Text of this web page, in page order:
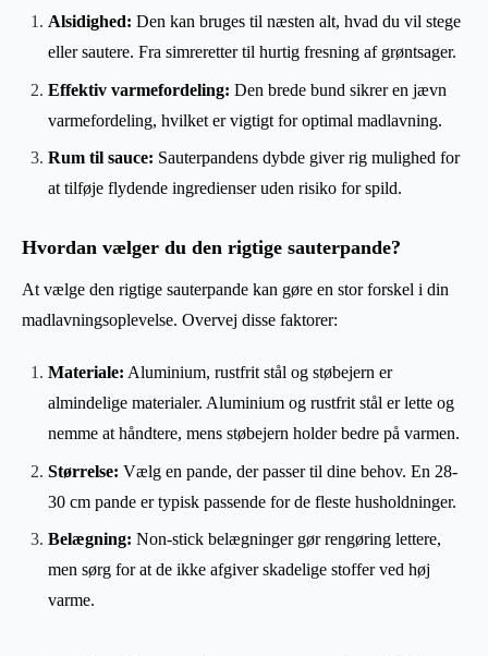
Alsidighed: Den kan bruges til næsten alt, hvad du vil stege
eller sautere. Fra simreretter til hurtig fresning af grøntsager.
Effektiv varmefordeling: Den brede bund sikrer en jævn
varmefordeling, hvilket er vigtigt for optimal madlavning.
Rum til sauce: Sauterpandens dybde giver rig mulighed for
at tilføje flydende ingredienser uden risiko for spild.
Hvordan vælger du den rigtige sauterpande?
At vælge den rigtige sauterpande kan gøre en stor forskel i din
madlavningsoplevelse. Overvej disse faktorer:
Materiale: Aluminium, rustfrit stål og støbejern er
almindelige materialer. Aluminium og rustfrit stål er lette og
nemme at håndtere, mens støbejern holder bedre på varmen.
Størrelse: Vælg en pande, der passer til dine behov. En 28-
30 cm pande er typisk passende for de fleste husholdninger.
Belægning: Non-stick belægninger gør rengøring lettere,
men sørg for at de ikke afgiver skadelige stoffer ved høj
varme.